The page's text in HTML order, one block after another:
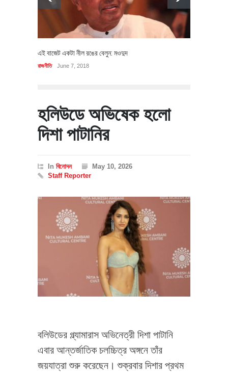
এই বাজেট একটা নীল রঙের বেলুন: মওদুদ
রাজনীতি June 7, 2018
হলিউডে অভিষেক হলো
দিশা পাটানির
In বিনোদন
May 10, 2026
Staff Reporter
বলিউডের গ্ল্যামারাস অভিনেত্রী দিশা পাটানি
এবার আন্তর্জাতিক চলচ্চিত্র অঙ্গনে তাঁর
জয়যাত্রা শুরু করেছেন। শুক্রবার দিশার প্রথম